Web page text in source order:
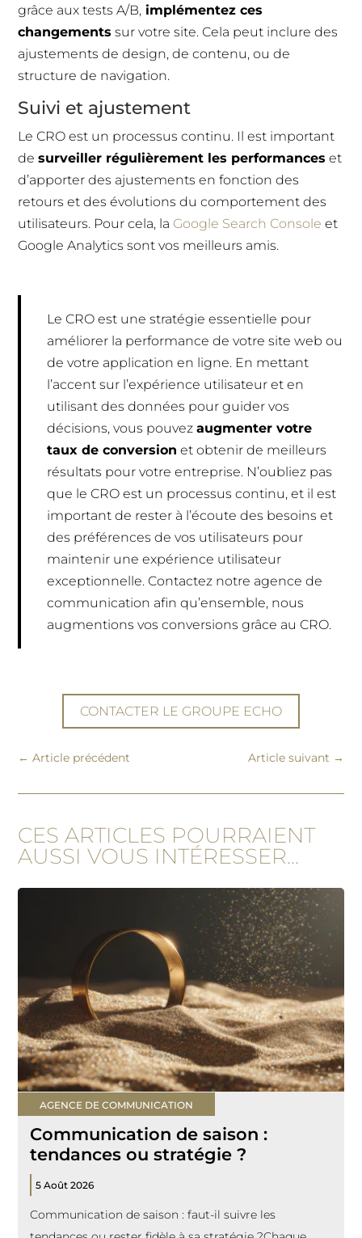
grâce aux tests A/B, implémentez ces
changements sur votre site. Cela peut inclure des
ajustements de design, de contenu, ou de
structure de navigation.
Suivi et ajustement
Le CRO est un processus continu. Il est important
desurveiller régulièrement les performances et
d’apporter des ajustements en fonction des
retours et des évolutions du comportement des
utilisateurs. Pour cela, la Google Search Console et
Google Analytics sont vos meilleurs amis.
Le CRO est une stratégie essentielle pour
améliorer la performance de votre site web ou
de votre application en ligne. En mettant
l’accent sur l’expérience utilisateur et en
utilisant des données pour guider vos
décisions, vous pouvezaugmenter votre
taux de conversion et obtenir de meilleurs
résultats pour votre entreprise. N’oubliez pas
que le CRO est un processus continu, et il est
important de rester à l’écoute des besoins et
des préférences de vos utilisateurs pour
maintenir une expérience utilisateur
exceptionnelle. Contactez notre agence de
communication afin qu’ensemble, nous
augmentions vos conversions grâce au CRO.
CONTACTER LE GROUPE ECHO
←Article précédent Article suivant →
CES ARTICLES POURRAIENT
AUSSI VOUS INTÉRESSER...
AGENCE DE COMMUNICATION
Communication de saison :
tendances ou stratégie ?
5 Août 2026
Communication de saison : faut-il suivre les